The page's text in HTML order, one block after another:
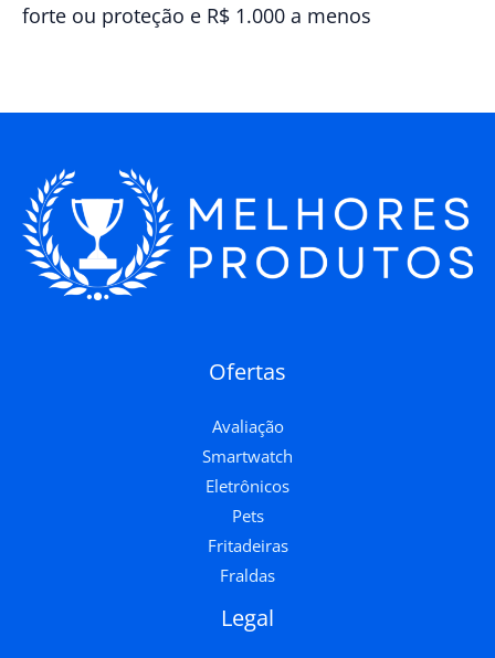
forte ou proteção e R$ 1.000 a menos
Ofertas
Avaliação
Smartwatch
Eletrônicos
Pets
Fritadeiras
Fraldas
Legal